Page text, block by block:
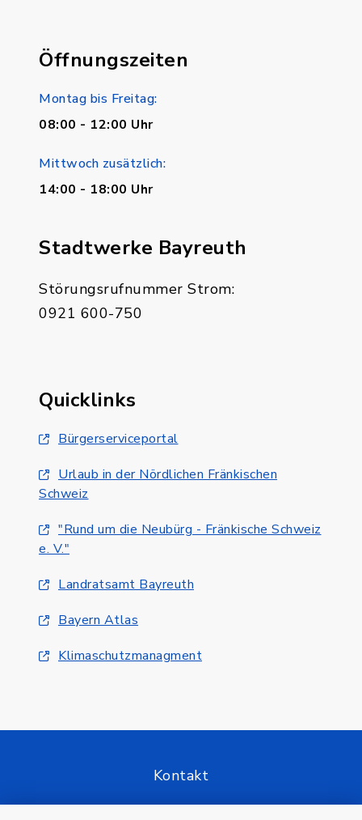
Öffnungszeiten
Montag bis Freitag:
08:00 - 12:00 Uhr
Mittwoch zusätzlich:
14:00 - 18:00 Uhr
Stadtwerke Bayreuth
Störungsrufnummer Strom:
0921 600-750
Quicklinks
Bürgerserviceportal
Urlaub in der Nördlichen Fränkischen
Schweiz
"Rund um die Neubürg - Fränkische Schweiz
e. V."
Landratsamt Bayreuth
Bayern Atlas
Klimaschutzmanagment
Kontakt